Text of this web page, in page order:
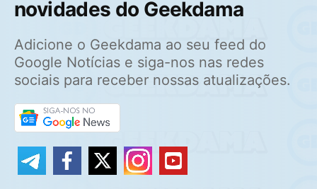
novidades do Geekdama
Adicione o Geekdama ao seu feed do
Google Notícias e siga-nos nas redes
sociais para receber nossas atualizações.